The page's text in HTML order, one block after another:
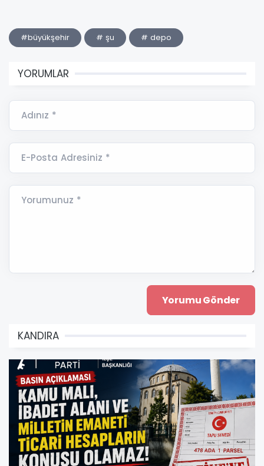
#büyükşehir # şu # depo
YORUMLAR
Adınız *
E-Posta Adresiniz *
Yorumunuz *
KANDIRA